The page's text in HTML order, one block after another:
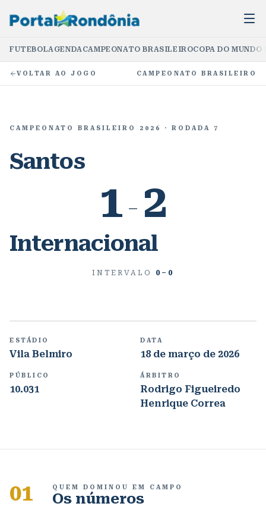
FUTEBOLAGENDACAMPEONATO BRASILEIROCOPA DO
VOLTAR AO JOGO CAMPEONATO BRASILEIRO
CAMPEONATO BRASILEIRO 2026 · RODADA 7
Santos
1 – 2
Internacional
INTERVALO 0 – 0
ESTÁDIO
Vila Belmiro
DATA
18 de março de 2026
PÚBLICO
10.031
ÁRBITRO
Rodrigo Figueiredo
Henrique Correa
01 QUEM DOMINOU EM CAMPO
Os números